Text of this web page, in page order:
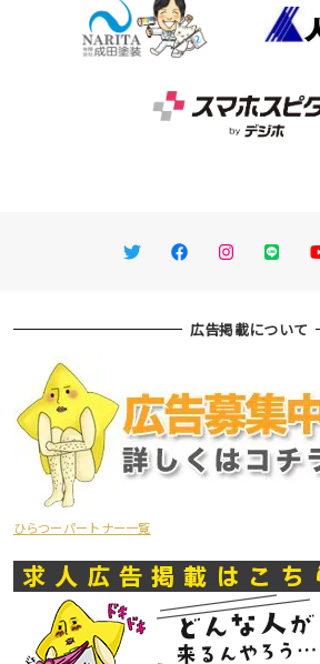
TwitterFacebookInstagram
LINE
広告掲載について
ひらつーパートナー一覧